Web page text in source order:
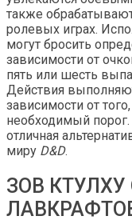
также
ролевых играх.
могут бросить
зависимости от
пять или шесть
Действия
зависимости от
необходимый порог.
отличная
миру D&D.
ЗОВ